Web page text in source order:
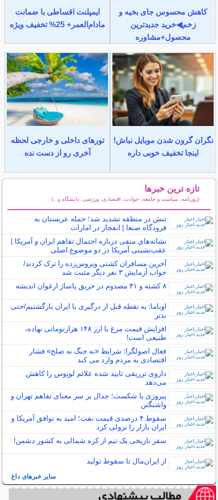
کاهش محسوس جای بخیه و
زخم◀خرید جدیدترین
محصول+مشاوره
ایمپلنت اقساطی با ضمانت
مادام‌العمر+ 25% تخفیف ویژه
نگران گرون شدن موبایل نباش!
اینجا تخفیف خوبی داره
تورهای داخلی و خارجی لحظه
آخری رو از دست نده
تازه ترین خبرها
(روزنامه، سیاست و جامعه، حوادث، اقتصادی، ورزشی، دانشگاه و...)
تنش در منطقه تشدید شد؛ حمله عربستان به
فرودگاه صنعا | انفجار در امارات
نشانه‌های منفی درباره احتمال تفاهم ایران و آمریکا |
عقب‌نشینی آمریکا در دو موضوع اصلی
آخرین مسافران کشتی ویروس‌زده را ترک کردند/
جواب آزمایش ۳ نفر دیگر مثبت شد
۸ کشته و ۴١ مصدوم در حریق پاساژ ارغوان اندیشه
اوباما: به نقطه قبل از درگیری با ایران بازگشتیم/حتی
بدتر
افزایش قیمت مرغ با ارز ۱۴۸ هزارتومانی نهاده،
طبیعی است!
فعال اصولگرا: شرایط «نه جنگ نه صلح» فشار
اقتصادی به مردم وارد می کند
داروی تزریقی تایید شده علائم لوپوس را کاهش
می‌دهد
پیروزی یا شکست؛ جدال بر سر معنای تفاهم تهران و
واشنگتن
سقوط ۴ درصدی قیمت نفت؛ امید به توافق آمریکا و
ایران بازار را نزولی کرد
سفر تاریخی یک تیم از کره شمالی به کشور دشمن!
از ایران‌مال تا سقوط تولید
سایر خبرهای داغ